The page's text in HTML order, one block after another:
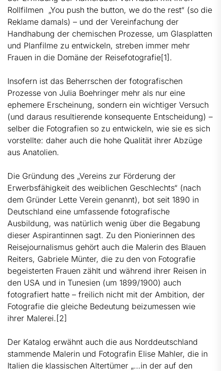
Rollfilmen „You push the button, we do the rest“ (so die
Reklame damals) – und der Vereinfachung der
Handhabung der chemischen Prozesse, um Glasplatten
und Planfilme zu entwickeln, streben immer mehr
Frauen in die Domäne der Reisefotografie[1].
Insofern ist das Beherrschen der fotografischen
Prozesse von Julia Boehringer mehr als nur eine
ephemere Erscheinung, sondern ein wichtiger Versuch
(und daraus resultierende konsequente Entscheidung) –
selber die Fotografien so zu entwickeln, wie sie es sich
vorstellte: daher auch die hohe Qualität ihrer Abzüge
aus Anatolien.
Die Gründung des „Vereins zur Förderung der
Erwerbsfähigkeit des weiblichen Geschlechts“ (nach
dem Gründer Lette Verein genannt), bot seit 1890 in
Deutschland eine umfassende fotografische
Ausbildung, was natürlich wenig über die Begabung
dieser Aspirantinnen sagt. Zu den Pionierinnen des
Reisejournalismus gehört auch die Malerin des Blauen
Reiters, Gabriele Münter, die zu den von Fotografie
begeisterten Frauen zählt und während ihrer Reisen in
den USA und in Tunesien (um 1899/1900) auch
fotografiert hatte – freilich nicht mit der Ambition, der
Fotografie die gleiche Bedeutung beizumessen wie
ihrer Malerei.[2]
Der Katalog erwähnt auch die aus Norddeutschland
stammende Malerin und Fotografin Elise Mahler, die in
Italien die klassischen Altertümer „…in der auf den